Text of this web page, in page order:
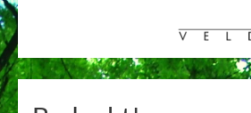
Ga
naar
de
inhoud